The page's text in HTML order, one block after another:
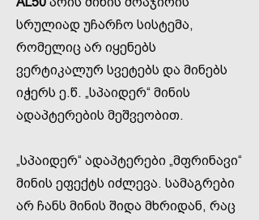
სრულიად უჩარჩო სისტემა,
რომელიც არ იყენებს
ვერტიკალურ სვეტებს და მინებს
იჭერს ე.წ. „სპაიდერ“ მინის
ადაპტერების მეშვეობით.
„სპაიდერ“ ადაპტერები „მფრინავი“
მინის ეფექტს იძლევა. სამაგრები
არ ჩანს მინის შიდა მხრიდან, რაც